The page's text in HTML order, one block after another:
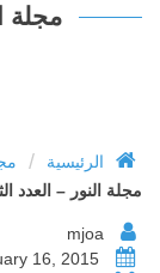
مجلة
الرئيسية /
مجلة النور – العدد